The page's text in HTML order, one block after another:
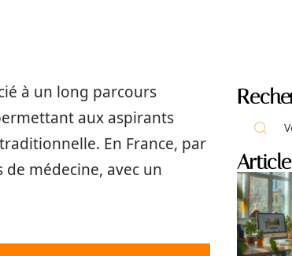
à un long parcours
aux aspirants
En France, par
médecine, avec un